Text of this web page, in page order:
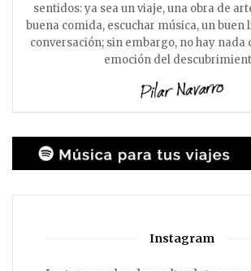
sentidos: ya sea un viaje, una obra de
buena comida, escuchar música, un buen
conversación; sin embargo, no hay nada
emoción del
Instagram